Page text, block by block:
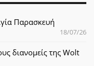
Παρασκευή
18/07/26
διανομείς της Wolt